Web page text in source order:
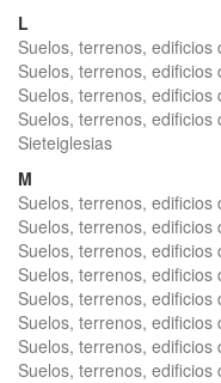
L
Suelos, terrenos,
Suelos, terrenos,
Suelos, terrenos,
Suelos, terrenos,
Sieteiglesias
M
Suelos, terrenos,
Suelos, terrenos,
Suelos, terrenos,
Suelos, terrenos, edificios
Suelos, terrenos,
Suelos, terrenos,
Suelos, terrenos,
Suelos, terrenos,